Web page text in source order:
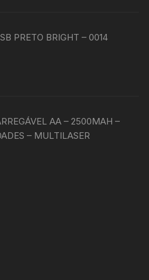
PRETO BRIGHT – 0014
AA – 2500MAH –
– MULTILASER